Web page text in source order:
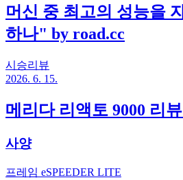
머신 중 최고의 성능을
하나" by road.cc
시승리뷰
2026. 6. 15.
메리다 리액토 9000 리
사양
프레임 eSPEEDER LITE